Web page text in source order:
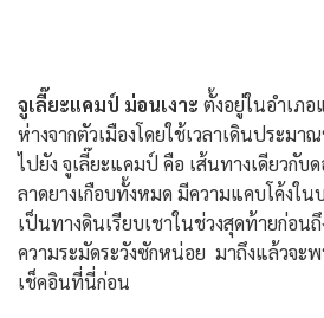
จูเลี๊ยะแคมป์ ม่อนเงาะ ตั้งอยู่ในอำเภ
ห่างจากตัวเมืองโดยใช้เวลาเดินประมา
ไปยัง จูเลี๊ยะแคมป์ คือ เส้นทางเดียวกับ
ลาดยางเกือบทั้งหมด มีความแคบโค้งใน
เป็นทางดินเรียบเชาในช่วงสุดท้ายก่อน
ความระมัดระวังซักหน่อย มาถึงแล้วจะ
เช็คอินที่นี่ก่อน